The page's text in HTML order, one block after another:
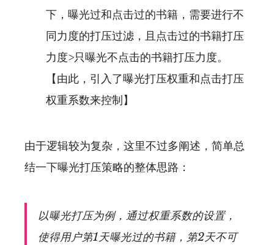
下，曝光过和点击过的书籍，需要进行不
同力度的打压过滤，且点击过的书籍打压
力度>只曝光不点击的书籍打压力度。
【由此，引入了曝光打压权重和点击打压
权重系数来控制】
由于逻辑较为复杂，这里不过多阐述，简单总
结一下曝光打压策略的整体思路：
以曝光打压为例，通过权重系数的设置，
使得用户第1天曝光过的书籍，第2天不可